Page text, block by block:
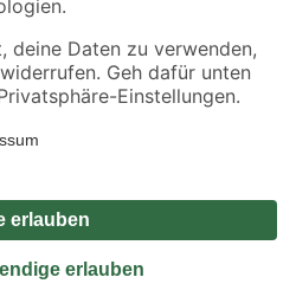
Die dargestellten Angebote sind unter
Die angegebenen Verfügbarkeiten beziehen
gilt nicht für Artikel mit Speditionsversand, hier
Impressum
Vertrag widerrufen